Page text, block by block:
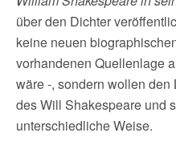
über den Dichter
keine neuen
vorhandenen Quellenlage
wäre -, sondern wollen
des Will Shakespeare und
unterschiedliche Weise.